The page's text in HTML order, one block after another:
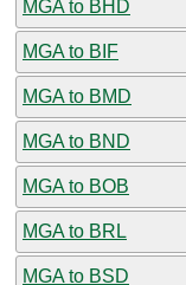
MGA to BHD
MGA to BIF
MGA to BMD
MGA to BND
MGA to BOB
MGA to BRL
MGA to BSD